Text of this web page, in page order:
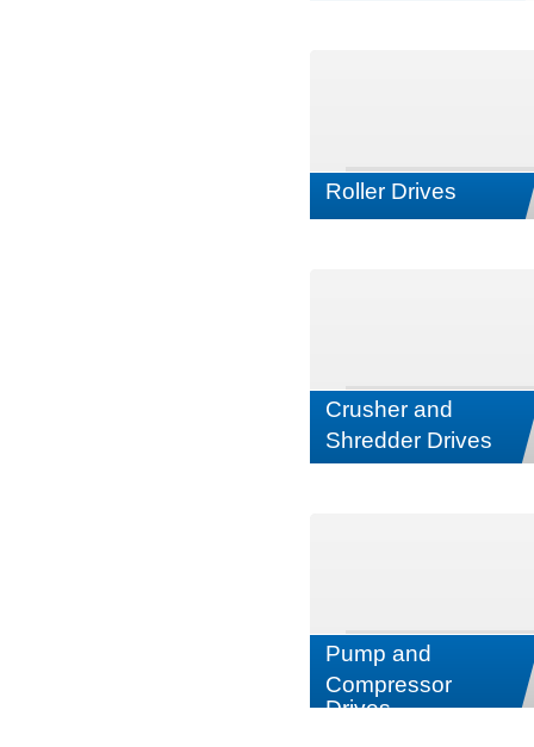
Roller Drives
Crusher and
Shredder Drives
Pump and
Compressor
Drives